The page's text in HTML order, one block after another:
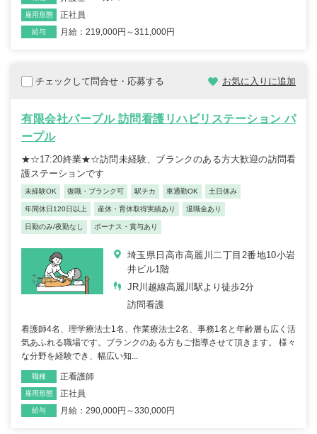
雇用形態 正社員
給与 月給：219,000円～311,000円
チェックして問合せ・応募する お気に入りに追加
有限会社パープル 訪問看護リハビリステーション パ
ープル
★☆17:20終業★☆訪問未経験、ブランクのある方大歓迎の訪問看
護ステーションです
未経験OK 復職・ブランク可 駅チカ 車通勤OK 土日休み
年間休日120日以上 産休・育休取得実績あり 退職金あり
日勤のみ/夜勤なし ボーナス・賞与あり
埼玉県日高市高麗川二丁目2番地10小岩
井ビル1階
​JR川越線高麗川駅より徒歩2分
訪問看護
看護師4名、理学療法士1名、作業療法士2名、事務1名と年齢層も広く活
気あふれる職場です。ブランクのある方もご指導させて頂きます。 様々
な分野を経験でき、幅広い知...
職種 正看護師
雇用形態 正社員
給与 月給：290,000円～330,000円